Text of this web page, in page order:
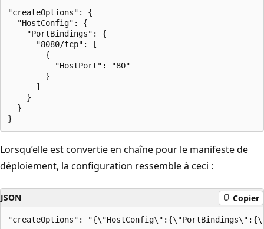
"createOptions": {
  "HostConfig": {
    "PortBindings": {
      "8080/tcp": [
        {
          "HostPort": "80"
        }
      ]
    }
  }
Lorsqu’elle est convertie en chaîne pour le manifeste de
déploiement, la configuration ressemble à ceci :
JSON Copier